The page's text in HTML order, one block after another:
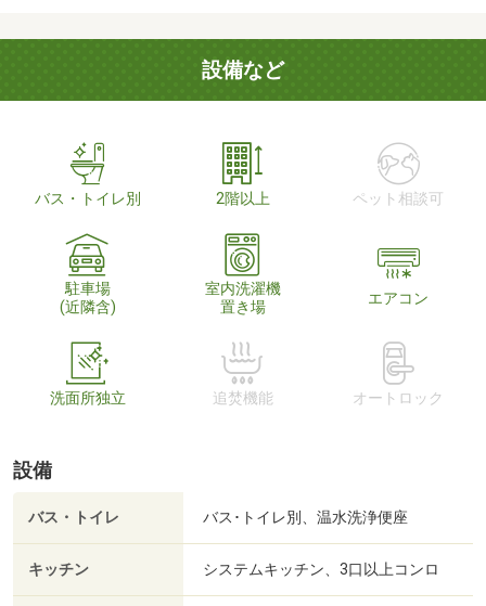
設備など
バス・トイレ別 2階以上 ペット相談可
駐車場
(近隣含)
室内洗濯機
置き場
エアコン
洗面所独立 追焚機能 オートロック
設備
バス・トイレ バス･トイレ別、温水洗浄便座
キッチン システムキッチン、3口以上コンロ